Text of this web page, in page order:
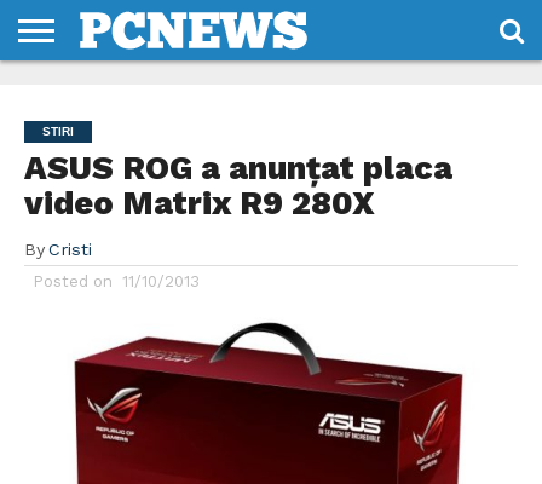
NOI
SI
CONDITII
STIRI
ASUS ROG a anunțat placa
video Matrix R9 280X
By Cristi
Posted on 11/10/2013